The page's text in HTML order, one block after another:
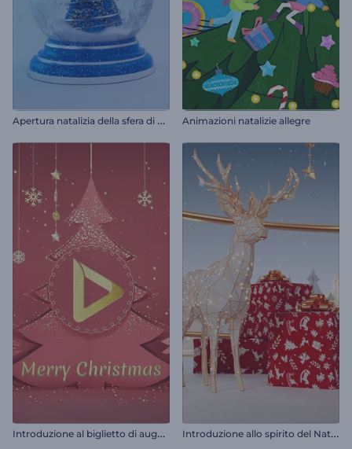
A
pertura natalizia della sfera di neve Animazioni natalizie allegre
I
ntroduzione al biglietto di auguri natalizio pop-up I
ntroduzione allo spirito del Natale